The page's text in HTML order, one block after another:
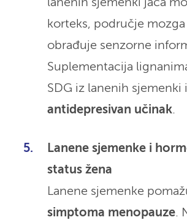
lanenih sjemenki jača
korteks, područje mozga
obrađuje senzorne
Suplementacija
SDG iz lanenih sjemenki
antidepresivan učinak.
Lanene sjemenke i
status žena
Lanene sjemenke
simptoma menopauze.